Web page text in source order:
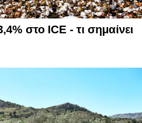
στο ICE - τι σημαίνει